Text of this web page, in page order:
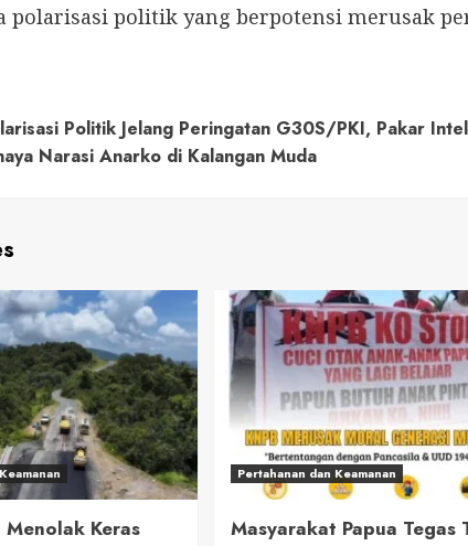
polarisasi politik yang berpotensi merusak
Politik Jelang Peringatan G30S/PKI, Pakar
Narasi Anarko di Kalangan Muda
Keras
Pertahanan dan Keamanan
Masyarakat Papua Tegas